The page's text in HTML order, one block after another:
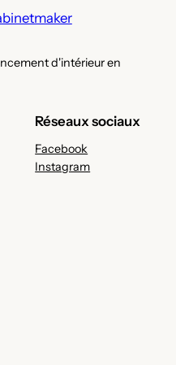
d'intérieur en
Réseaux sociaux
Facebook
Instagram